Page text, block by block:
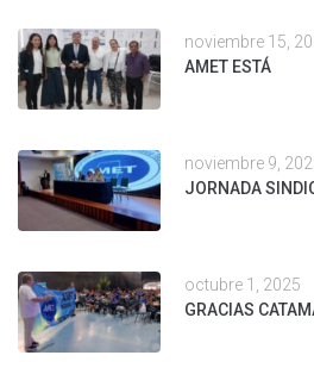
noviembre 15,
AMET ESTÁ
noviembre 9,
JORNADA
octubre 1, 2025
GRACIAS